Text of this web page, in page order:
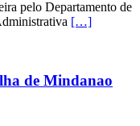
pelo Departamento de
[…]
de Mindanao